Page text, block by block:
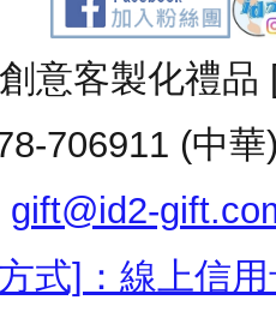
意客製化禮
706911 (中
gift@id2-
式]：線上信